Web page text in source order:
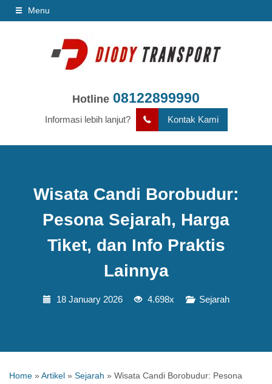
Menu
Hotline 08122899990
Informasi lebih lanjut? Kontak Kami
Wisata Candi Borobudur:
Pesona Sejarah, Harga
Tiket, dan Info Praktis
Lainnya
18 January 2026 4.698x Sejarah
Home » Artikel » Sejarah » Wisata Candi Borobudur: Pesona